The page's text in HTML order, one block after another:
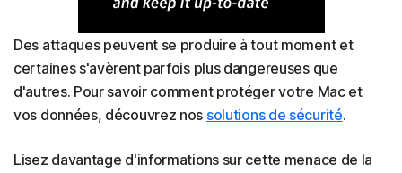
Des attaques peuvent se produire à tout moment et
certaines s'avèrent parfois plus dangereuses que
d'autres. Pour savoir comment protéger votre Mac et
vos données, découvrez nos solutions de sécurité.
Lisez davantage d'informations sur cette menace de la